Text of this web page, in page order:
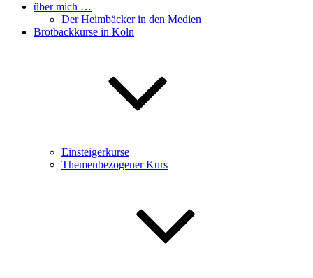
über mich …
Der Heimbäcker in den Medien
Brotbackkurse in Köln
Einsteigerkurse
Themenbezogener Kurs